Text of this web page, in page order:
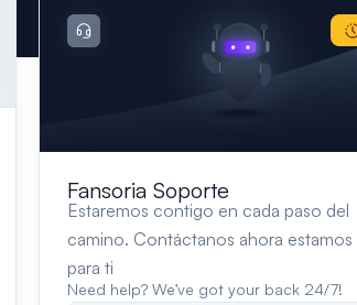
Fansoria Soporte
Estaremos contigo en cada paso del
camino. Contáctanos ahora estamos
para ti
Need help? We’ve got your back 24/7!